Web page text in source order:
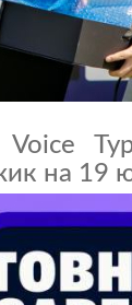
Voice
на 19